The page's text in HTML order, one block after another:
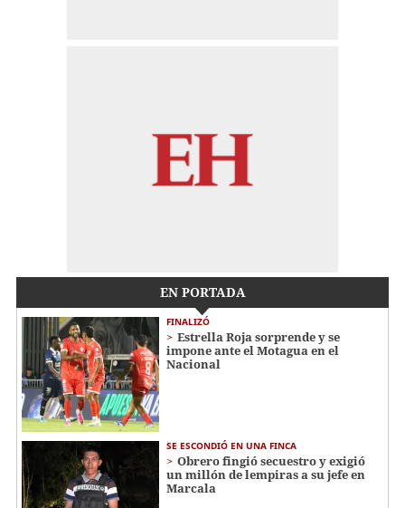
EN PORTADA
FINALIZÓ
Estrella Roja sorprende y se
impone ante el Motagua en el
Nacional
SE ESCONDIÓ EN UNA FINCA
Obrero fingió secuestro y exigió
un millón de lempiras a su jefe en
Marcala